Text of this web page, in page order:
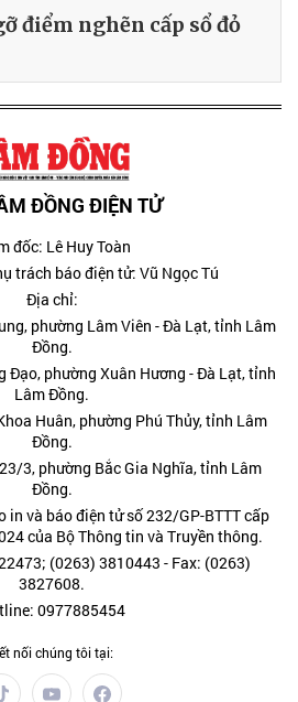
điểm nghẽn cấp sổ đỏ
ĐỒNG ĐIỆN TỬ
đốc: Lê Huy Toàn
trách báo điện tử: Vũ Ngọc Tú
Địa chỉ:
phường Lâm Viên - Đà Lạt, tỉnh Lâm
Đồng.
Đạo, phường Xuân Hương - Đà Lạt, tỉnh
Lâm Đồng.
Huân, phường Phú Thủy, tỉnh Lâm
Đồng.
3, phường Bắc Gia Nghĩa, tỉnh Lâm
Đồng.
in và báo điện tử số 232/GP-BTTT cấp
của Bộ Thông tin và Truyền thông.
(0263) 3810443 - Fax: (0263)
3827608.
0977885454
nối chúng tôi tại: